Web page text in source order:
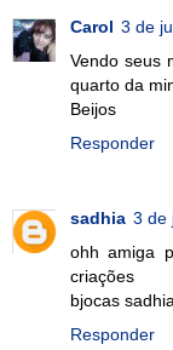
Carol 3 de
Vendo seus
quarto da
Beijos
Responder
sadhia 3 de
ohh amiga
criações
bjocas sadhia
Responder